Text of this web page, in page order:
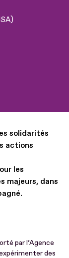
solidarités
actions
les
majeurs, dans
par l’Agence
des